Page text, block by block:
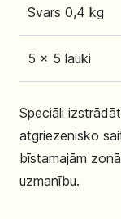
Svars 0,4 kg
5 x 5 lauki
Speciāli
atgriezenisko
bīstamajām
uzmanību.